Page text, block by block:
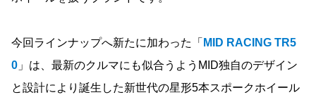
今回ラインナップへ新たに加わった「 MID RACING TR5
0 」は、最新のクルマにも似合うようMID独自のデザイン
と設計により誕生した新世代の星形5本スポークホイール